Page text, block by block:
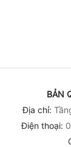
BẢN
Địa chỉ:
Điện thoại: